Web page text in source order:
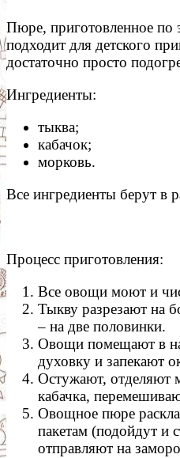
Пюре, приготовленное по
подходит для детского
достаточно просто
Ингредиенты:
тыква;
кабачок;
морковь.
Все ингредиенты берут в
Процесс приготовления:
Все овощи моют и
Тыкву разрезают на
– на две половинки.
Овощи помещают в
духовку и запекают
Остужают, отделяют
кабачка,
Овощное пюре
пакетам (подойдут и
отправляют на